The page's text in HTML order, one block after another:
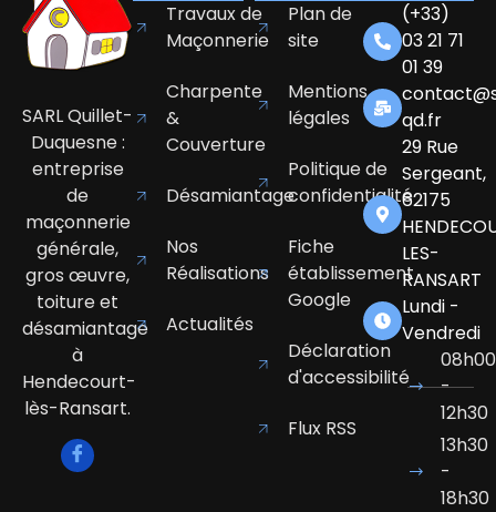
SARL Quillet-
Duquesne :
entreprise
de
maçonnerie
générale,
gros œuvre,
toiture et
désamiantage
à
Hendecourt-
lès-Ransart.
Travaux de
Maçonnerie
Charpente
&
Couverture
Désamiantage
Nos
Réalisations
Actualités
Plan de
site
Mentions
légales
Politique de
confidentialité
Fiche
établissement
Google
Déclaration
d'accessibilité
Flux RSS
(+33)
03 21 71
01 39
qd.fr
29 Rue
Sergeant,
62175
LES-
RANSART
Lundi -
Vendredi
08h00
-
12h30
13h30
-
18h30